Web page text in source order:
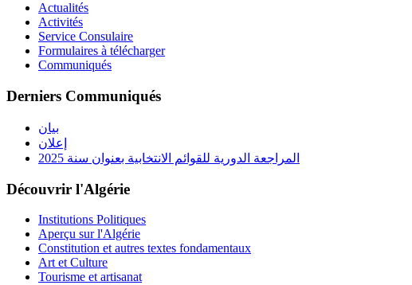
Actualités
Activités
Service Consulaire
Formulaires à télécharger
Communiqués
Derniers Communiqués
بيان
إعلان
المراجعة الدورية للقوائم الانتخابية بعنوان سنة 2025
Découvrir l'Algérie
Institutions Politiques
Aperçu sur l'Algérie
Constitution et autres textes fondamentaux
Art et Culture
Tourisme et artisanat